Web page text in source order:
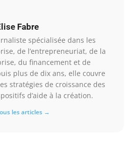
Fabre
spécialisée dans les
de l’entrepreneuriat, de la
du financement et de
plus de dix ans, elle couvre
stratégies de croissance des
d’aide à la création.
les articles →